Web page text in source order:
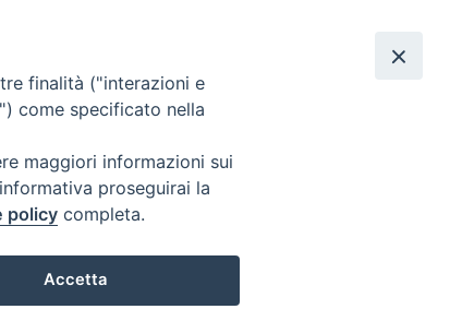
finalità ("interazioni e
come specificato nella
maggiori informazioni sui
proseguirai la
policy completa.
Accetta